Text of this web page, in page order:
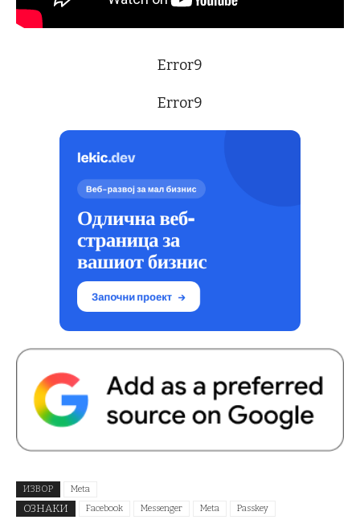
Error9
Error9
ИЗВОР Meta
ОЗНАКИ Facebook Messenger Meta Passkey